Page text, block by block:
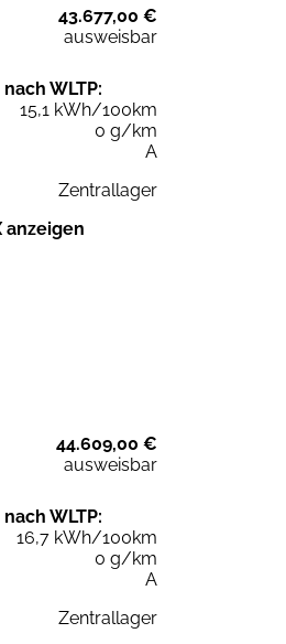
43.677,00 €
ausweisbar
WLTP:
15,1 kWh/100km
0 g/km
A
Zentrallager
anzeigen
44.609,00 €
ausweisbar
WLTP:
16,7 kWh/100km
0 g/km
A
Zentrallager